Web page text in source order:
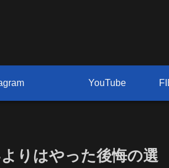
YouTube
りはやった後悔の選